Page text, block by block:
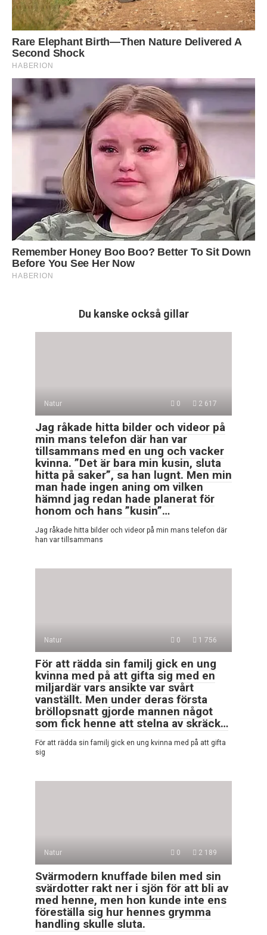
Du kanske också gillar
Natur 0 2 617
Jag råkade hitta bilder och videor på
min mans telefon där han var
tillsammans med en ung och vacker
kvinna. ”Det är bara min kusin, sluta
hitta på saker”, sa han lugnt. Men min
man hade ingen aning om vilken
hämnd jag redan hade planerat för
honom och hans ”kusin”…
Jag råkade hitta bilder och videor på min mans telefon där
han var tillsammans
Natur 0 1 756
För att rädda sin familj gick en ung
kvinna med på att gifta sig med en
miljardär vars ansikte var svårt
vanställt. Men under deras första
bröllopsnatt gjorde mannen något
som fick henne att stelna av skräck…
För att rädda sin familj gick en ung kvinna med på att gifta
sig
Natur 0 2 189
Svärmodern knuffade bilen med sin
svärdotter rakt ner i sjön för att bli av
med henne, men hon kunde inte ens
föreställa sig hur hennes grymma
handling skulle sluta.